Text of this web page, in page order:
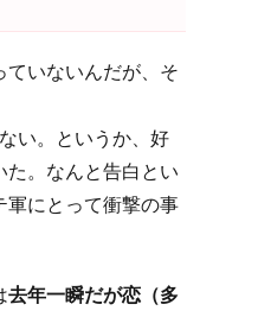
いないんだが、そ
い。というか、好
た。なんと告白とい
軍にとって衝撃の事
去年一瞬だが恋（多